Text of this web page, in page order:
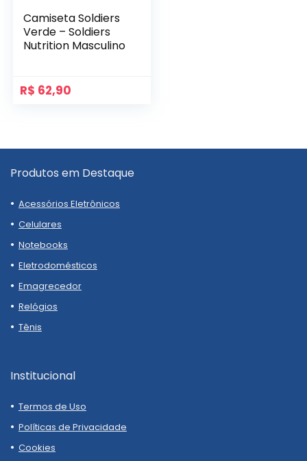
Camiseta Soldiers
Verde – Soldiers
Nutrition Masculino
R$ 62,90
Produtos em Destaque
Acessórios Eletrônicos
Celulares
Notebooks
Eletrodomésticos
Emagrecedor
Relógios
Tênis
Institucional
Termos de Uso
Políticas de Privacidade
Cookies